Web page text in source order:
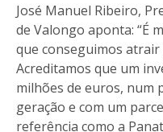
José Manuel Ribeiro,
de Valongo aponta: “É
que conseguimos
Acreditamos que um
milhões de euros, num
geração e com um
referência como a